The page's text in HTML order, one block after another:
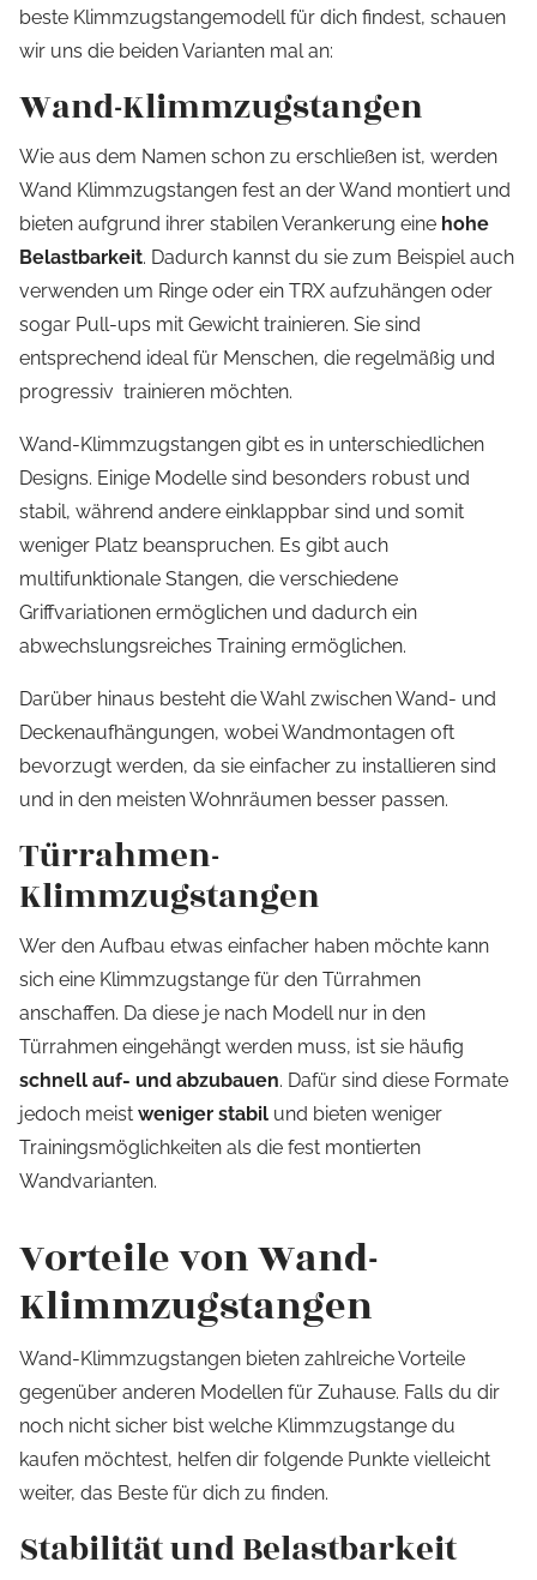
beste Klimmzugstangemodell für dich findest, schauen
wir uns die beiden Varianten mal an:
Wand-Klimmzugstangen
Wie aus dem Namen schon zu erschließen ist, werden
Wand Klimmzugstangen fest an der Wand montiert und
bieten aufgrund ihrer stabilen Verankerung eine hohe
Belastbarkeit. Dadurch kannst du sie zum Beispiel auch
verwenden um Ringe oder ein TRX aufzuhängen oder
sogar Pull-ups mit Gewicht trainieren. Sie sind
entsprechend ideal für Menschen, die regelmäßig und
progressiv trainieren möchten.
Wand-Klimmzugstangen gibt es in unterschiedlichen
Designs. Einige Modelle sind besonders robust und
stabil, während andere einklappbar sind und somit
weniger Platz beanspruchen. Es gibt auch
multifunktionale Stangen, die verschiedene
Griffvariationen ermöglichen und dadurch ein
abwechslungsreiches Training ermöglichen.
Darüber hinaus besteht die Wahl zwischen Wand- und
Deckenaufhängungen, wobei Wandmontagen oft
bevorzugt werden, da sie einfacher zu installieren sind
und in den meisten Wohnräumen besser passen.
Türrahmen-
Klimmzugstangen
Wer den Aufbau etwas einfacher haben möchte kann
sich eine Klimmzugstange für den Türrahmen
anschaffen. Da diese je nach Modell nur in den
Türrahmen eingehängt werden muss, ist sie häufig
schnell auf- und abzubauen. Dafür sind diese Formate
jedoch meist weniger stabil und bieten weniger
Trainingsmöglichkeiten als die fest montierten
Wandvarianten.
Vorteile von Wand-
Klimmzugstangen
Wand-Klimmzugstangen bieten zahlreiche Vorteile
gegenüber anderen Modellen für Zuhause. Falls du dir
noch nicht sicher bist welche Klimmzugstange du
kaufen möchtest, helfen dir folgende Punkte vielleicht
weiter, das Beste für dich zu finden.
Stabilität und Belastbarkeit